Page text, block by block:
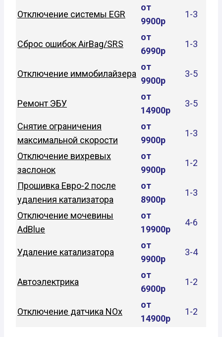
Отключение системы EGR
от
9900р
1-3
Сброс ошибок AirBag/SRS
от
6990р
1-3
Отключение иммобилайзера
от
9900р
3-5
Ремонт ЭБУ
от
14900р
3-5
Снятие ограничения
максимальной скорости
от
9900р
1-3
Отключение вихревых
заслонок
от
9900р
1-2
Прошивка Евро-2 после
удаления катализатора
от
8900р
1-3
Отключение мочевины
AdBlue
от
19900р
4-6
Удаление катализатора
от
9900р
3-4
Автоэлектрика
от
6900р
1-2
Отключение датчика NOx
от
14900р
1-2